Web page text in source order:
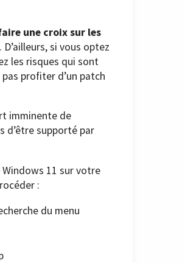
une croix sur les
D’ailleurs, si vous optez
les risques qui sont
profiter d’un patch
imminente de
d’être supporté par
11 sur votre
:
du menu